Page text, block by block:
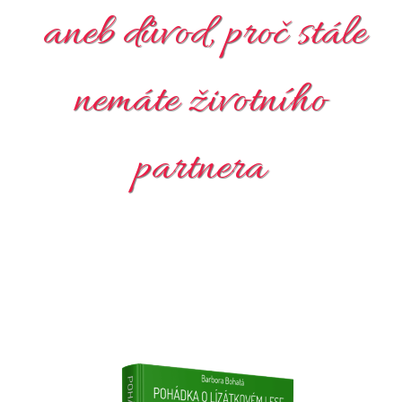
aneb důvod, proč stále
nemáte životního
partnera